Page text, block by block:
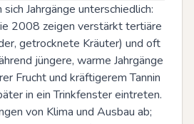
Jahrgänge unterschiedlich:
2008 zeigen verstärkt tertiäre
getrocknete Kräuter) und oft
jüngere, warme Jahrgänge
Frucht und kräftigerem Tannin
in ein Trinkfenster eintreten.
von Klima und Ausbau ab;